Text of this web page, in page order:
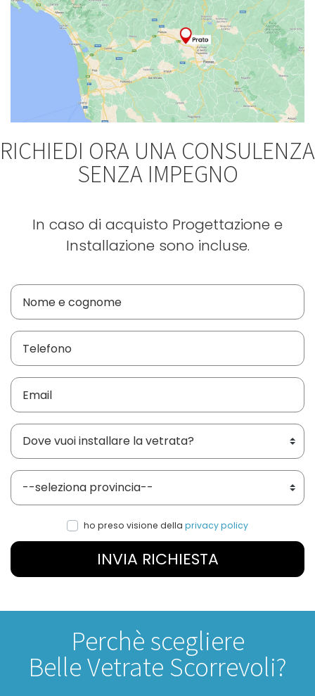
RICHIEDI ORA UNA CONSULENZA
SENZA IMPEGNO
In caso di acquisto Progettazione e
Installazione sono incluse.
Dove vuoi installare le vetrate?
Provincia
ho preso visione della privacy policy
INVIA RICHIESTA
Perchè scegliere
Belle Vetrate Scorrevoli?